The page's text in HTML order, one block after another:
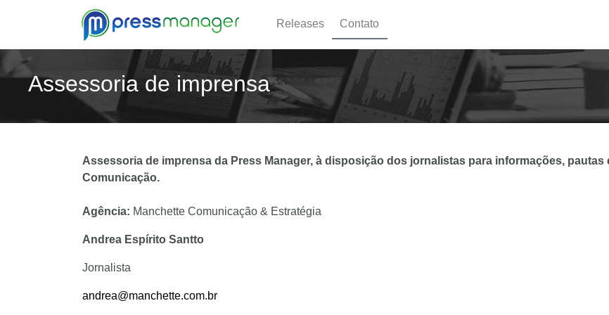
Releases Contato
Assessoria de imprensa
Assessoria de imprensa da Press Manager, à disposição dos jornalistas para informações,
Comunicação.
Agência: Manchette Comunicação & Estratégia
Andrea Espírito Santto
Jornalista
andrea@manchette.com.br